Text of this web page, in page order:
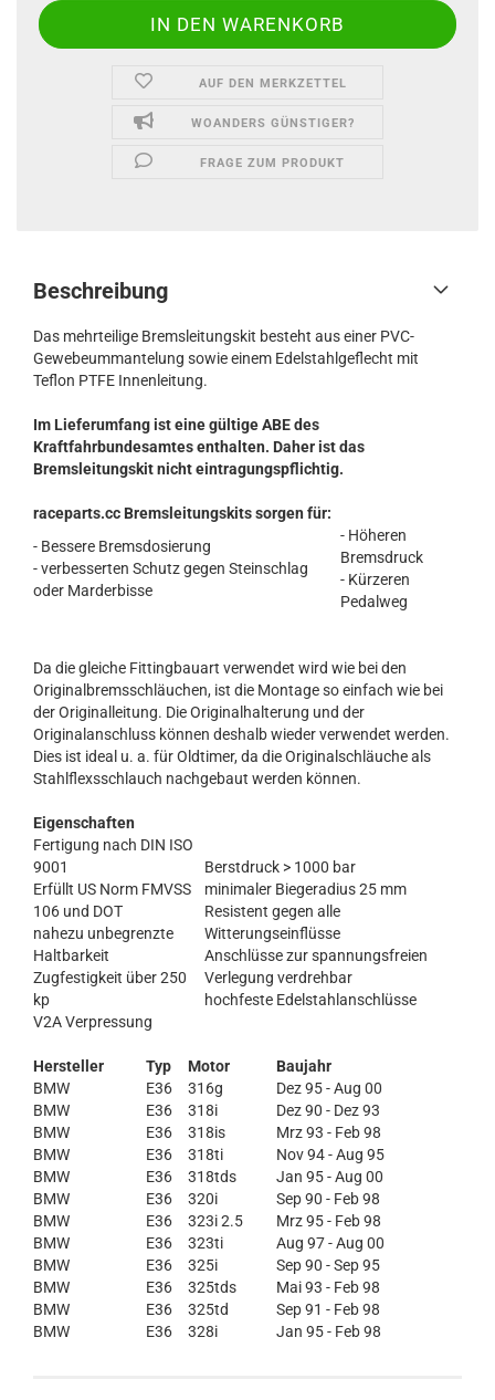
AUF DEN MERKZETTEL
WOANDERS GÜNSTIGER?
FRAGE ZUM PRODUKT
Beschreibung
Das mehrteilige Bremsleitungskit besteht aus einer PVC-
Gewebeummantelung sowie einem Edelstahlgeflecht mit
Teflon PTFE Innenleitung.
Im Lieferumfang ist eine gültige ABE des
Kraftfahrbundesamtes enthalten. Daher ist das
Bremsleitungskit nicht eintragungspflichtig.
raceparts.cc Bremsleitungskits sorgen für:
- Bessere Bremsdosierung
- verbesserten Schutz gegen Steinschlag
oder Marderbisse
- Höheren
Bremsdruck
- Kürzeren
Pedalweg
Da die gleiche Fittingbauart verwendet wird wie bei den
Originalbremsschläuchen, ist die Montage so einfach wie bei
der Originalleitung. Die Originalhalterung und der
Originalanschluss können deshalb wieder verwendet werden.
Dies ist ideal u. a. für Oldtimer, da die Originalschläuche als
Stahlflexsschlauch nachgebaut werden können.
Eigenschaften
Fertigung nach DIN ISO
9001
Erfüllt US Norm FMVSS
106 und DOT
nahezu unbegrenzte
Haltbarkeit
Zugfestigkeit über 250
kp
V2A Verpressung
Berstdruck > 1000 bar
minimaler Biegeradius 25 mm
Resistent gegen alle
Witterungseinflüsse
Anschlüsse zur spannungsfreien
Verlegung verdrehbar
hochfeste Edelstahlanschlüsse
Hersteller Typ Motor
Baujahr
BMW
E36 316g
Dez 95 - Aug 00
BMW
E36 318i
Dez 90 - Dez 93
BMW
E36 318is
Mrz 93 - Feb 98
BMW
E36 318ti
Nov 94 - Aug 95
BMW
E36 318tds
Jan 95 - Aug 00
BMW
E36 320i
Sep 90 - Feb 98
BMW
E36 323i 2.5
Mrz 95 - Feb 98
BMW
E36 323ti
Aug 97 - Aug 00
BMW
E36 325i
Sep 90 - Sep 95
BMW
E36 325tds
Mai 93 - Feb 98
BMW
E36 325td
Sep 91 - Feb 98
BMW
E36 328i Jan 95 - Feb 98